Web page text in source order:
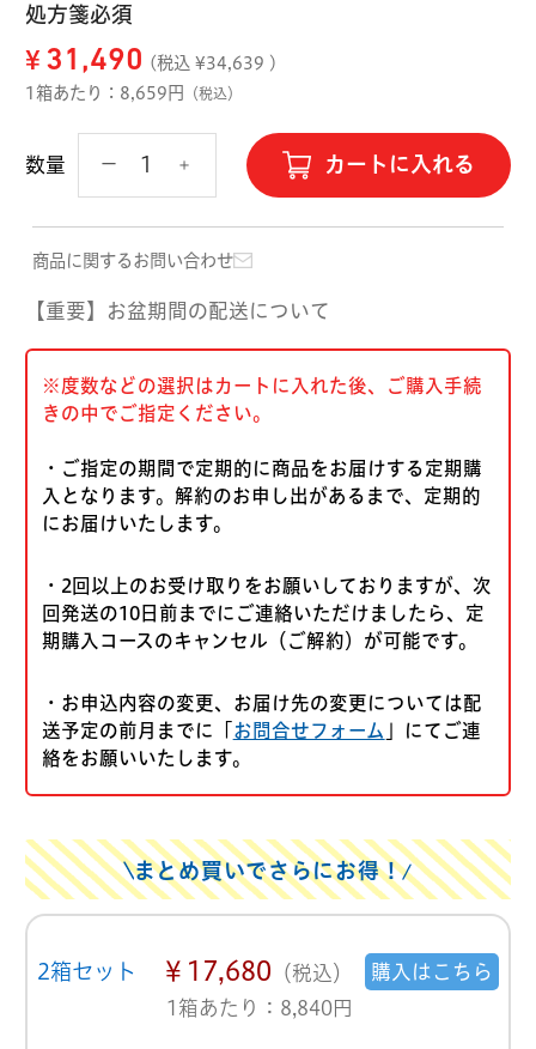
処方箋必須
¥ 31,490 (税込 ¥34,639 )
1箱あたり：8,659円
（税込）
数量 カートに入れる
商品に関するお問い合わせ
【重要】お盆期間の配送について
※度数などの選択はカートに入れた後、ご購入手続
きの中でご指定ください。
・ご指定の期間で定期的に商品をお届けする定期購
入となります。解約のお申し出があるまで、定期的
にお届けいたします。
・2回以上のお受け取りをお願いしておりますが、次
回発送の10日前までにご連絡いただけましたら、定
期購入コースのキャンセル（ご解約）が可能です。
・お申込内容の変更、お届け先の変更については配
送予定の前月までに「お問合せフォーム 」にてご連
絡をお願いいたします。
まとめ買いでさらにお得！
2箱セット ￥17,680 （税込）
1箱あたり：8,840円
購入はこちら